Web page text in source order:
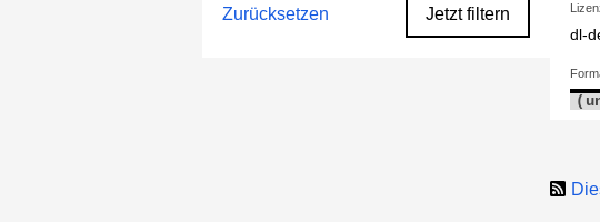
Zurücksetzen Jetzt filtern
dl-